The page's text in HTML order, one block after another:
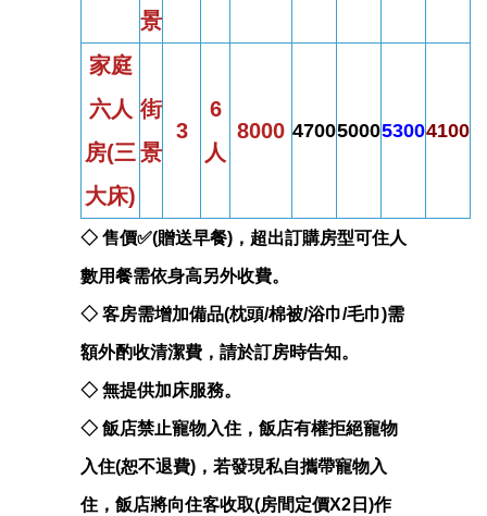
景
家庭
六人
房(三
大床)
街
景
3
6
人
8000 4700500053004100
◇ 售價✅(贈送早餐)，超出訂購房型可住人
數用餐需依身高另外收費。
◇ 客房需增加備品(枕頭/棉被/浴巾/毛巾)需
額外酌收清潔費，請於訂房時告知。
◇ 無提供加床服務。
◇ 飯店禁止寵物入住，飯店有權拒絕寵物
入住(恕不退費)，若發現私自攜帶寵物入
住，飯店將向住客收取(房間定價X2日)作